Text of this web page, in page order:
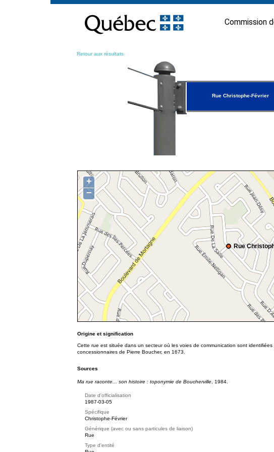
contenu
Commission
Retour aux résultats
Rue Christophe-Février
Rue
+
−
Origine et signification
Cette rue est située dans un secteur où les voies de communication sont
concessionnaires de Pierre Boucher, en 1673.
Sources
Ma rue raconte... son histoire : toponymie de Boucherville , 1984.
Date d'officialisation
1987-03-05
Spécifique
Christophe-Février
Générique (avec ou sans particules de liaison)
Rue
Type d'entité